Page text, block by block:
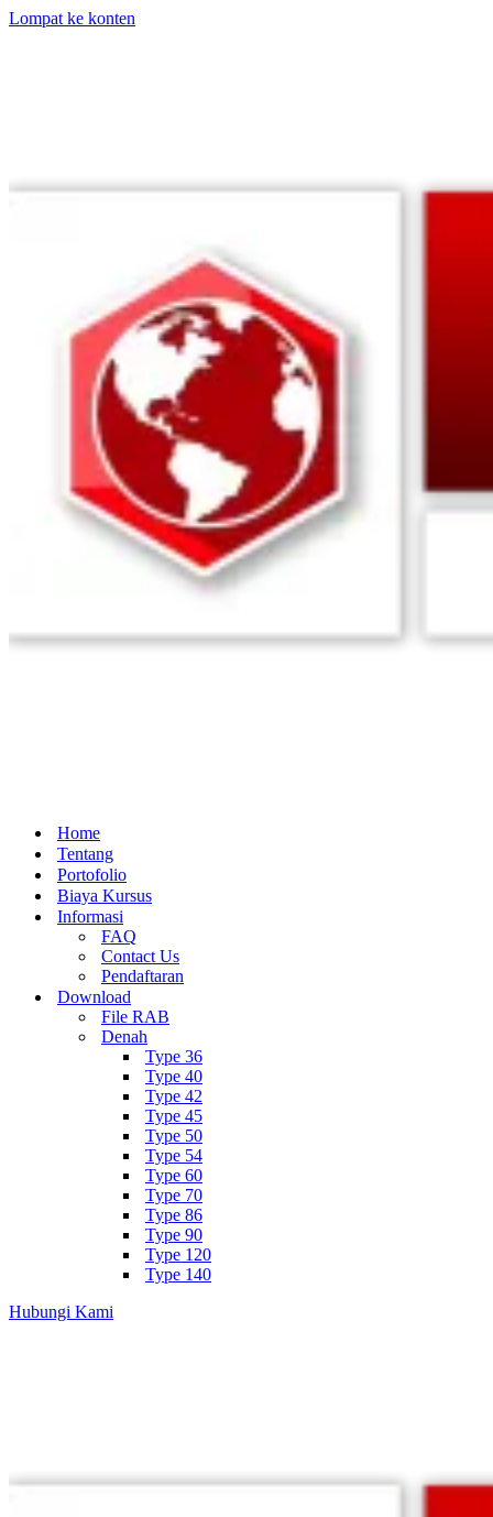
Lompat ke konten
Home
Tentang
Portofolio
Biaya Kursus
Informasi
FAQ
Contact Us
Pendaftaran
Download
File RAB
Denah
Type 36
Type 40
Type 42
Type 45
Type 50
Type 54
Type 60
Type 70
Type 86
Type 90
Type 120
Type 140
Hubungi Kami